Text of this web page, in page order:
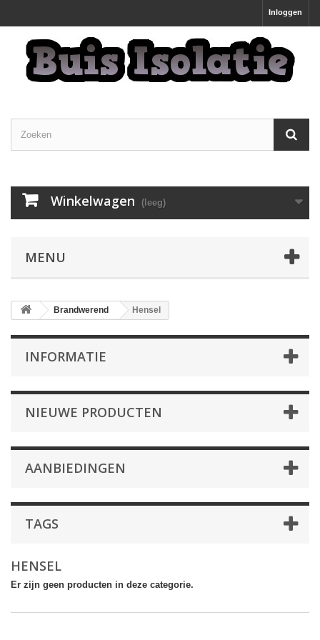
Inloggen
Winkelwagen (leeg)
MENU
Brandwerend Hensel
INFORMATIE
NIEUWE PRODUCTEN
AANBIEDINGEN
TAGS
HENSEL
Er zijn geen producten in deze categorie.